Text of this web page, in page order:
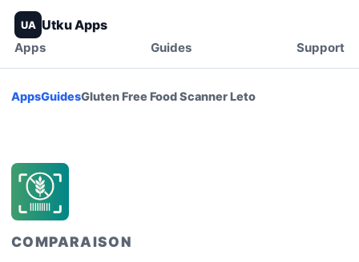
UA Utku Apps
Apps Guides Support
AppsGuidesGluten Free Food Scanner Leto
COMPARAISON